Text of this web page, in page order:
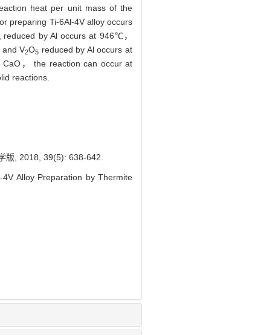
heat per unit mass of the
preparing Ti-6Al-4V alloy occurs
reduced by Al occurs at 946℃，
and V2O5 reduced by Al occurs at
， the reaction can occur at
reactions.
版, 2018, 39(5): 638-642.
Alloy Preparation by Thermite